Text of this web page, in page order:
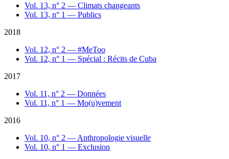
Vol. 13, n° 2 — Climats changeants
Vol. 13, n° 1 — Publics
2018
Vol. 12, n° 2 — #MeToo
Vol. 12, n° 1 — Spécial : Récits de Cuba
2017
Vol. 11, n° 2 — Données
Vol. 11, n° 1 — Mo(u)vement
2016
Vol. 10, n° 2 — Anthropologie visuelle
Vol. 10, n° 1 — Exclusion